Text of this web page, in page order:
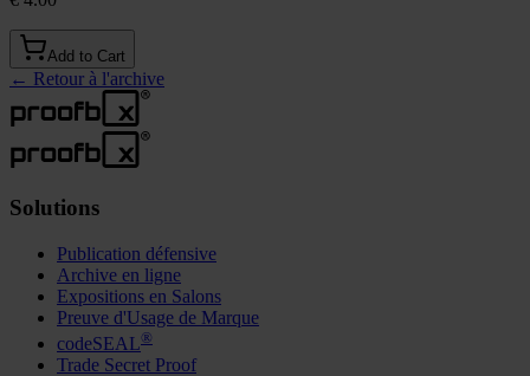
Add to Cart
← Retour à l'archive
Solutions
Publication défensive
Archive en ligne
Expositions en Salons
Preuve d'Usage de Marque
codeSEAL®
Trade Secret Proof